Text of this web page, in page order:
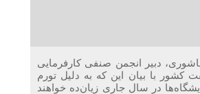
دبیر انجمن صنفی کارفرمایی
کشور با بیان این که به دلیل تورم
در سال جاری زیان‌ده خواهند